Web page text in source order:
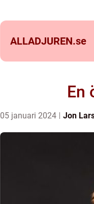
ALLADJUREN.se
En
05 januari 2024 Jon